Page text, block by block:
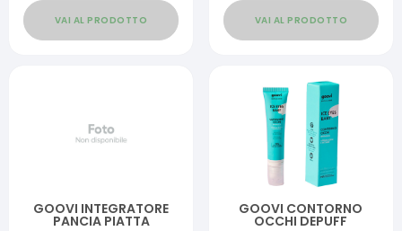
VAI AL PRODOTTO VAI AL PRODOTTO
GOOVI INTEGRATORE
PANCIA PIATTA
GOOVI CONTORNO
OCCHI DEPUFF